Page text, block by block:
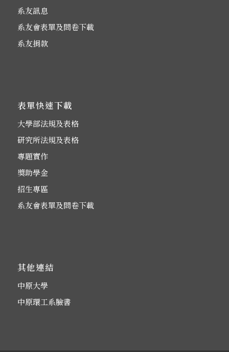
系友訊息
系友會表單及問卷下載
系友捐款
表單快速下載
大學部法規及表格
研究所法規及表格
專題實作
獎助學金
招生專區
系友會表單及問卷下載
其他連結
中原大學
中原環工系臉書